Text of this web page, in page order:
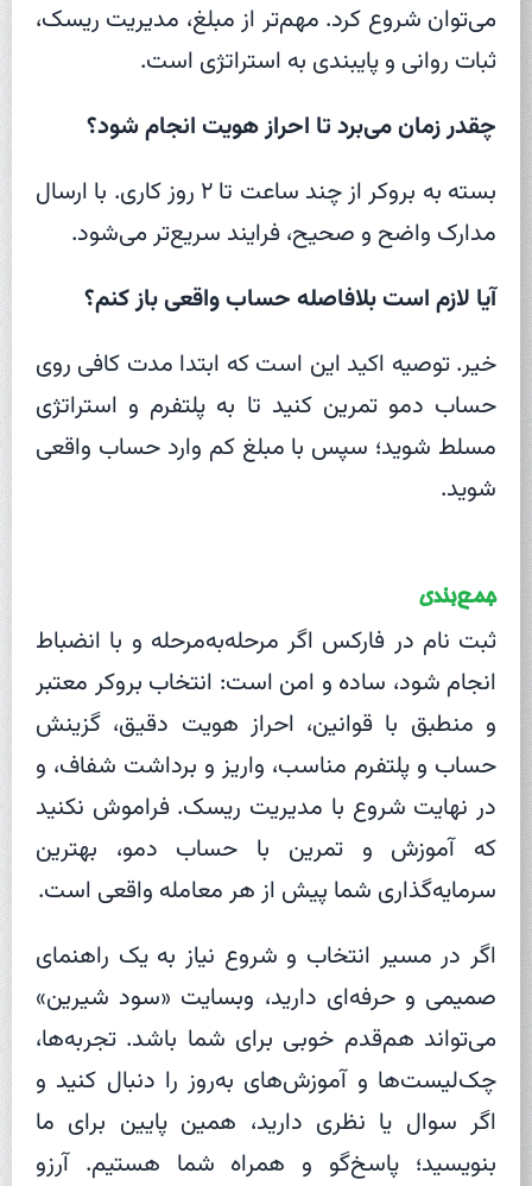
می‌توان شروع کرد. مهم‌تر از مبلغ، مدیریت ریسک،
ثبات روانی و پایبندی به استراتژی است.
چقدر زمان می‌برد تا احراز هویت انجام شود؟
بسته به بروکر از چند ساعت تا ۲ روز کاری. با ارسال
مدارک واضح و صحیح، فرایند سریع‌تر می‌شود.
آیا لازم است بلافاصله حساب واقعی باز کنم؟
خیر. توصیه اکید این است که ابتدا مدت کافی روی
حساب دمو تمرین کنید تا به پلتفرم و استراتژی
مسلط شوید؛ سپس با مبلغ کم وارد حساب واقعی
شوید.
جمع‌بندی
ثبت نام در فارکس اگر مرحله‌به‌مرحله و با انضباط
انجام شود، ساده و امن است: انتخاب بروکر معتبر
و منطبق با قوانین، احراز هویت دقیق، گزینش
حساب و پلتفرم مناسب، واریز و برداشت شفاف، و
در نهایت شروع با مدیریت ریسک. فراموش نکنید
که آموزش و تمرین با حساب دمو، بهترین
سرمایه‌گذاری شما پیش از هر معامله واقعی است.
اگر در مسیر انتخاب و شروع نیاز به یک راهنمای
صمیمی و حرفه‌ای دارید، وبسایت «سود شیرین»
می‌تواند هم‌قدم خوبی برای شما باشد. تجربه‌ها،
چک‌لیست‌ها و آموزش‌های به‌روز را دنبال کنید و
اگر سوال یا نظری دارید، همین پایین برای ما
بنویسید؛ پاسخ‌گو و همراه شما هستیم. آرزو